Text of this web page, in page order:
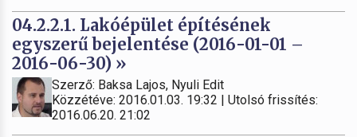
04.2.2.1. Lakóépület építésének
egyszerű bejelentése (2016-01-01 –
2016-06-30) »
Szerző: Baksa Lajos, Nyuli Edit
Közzétéve: 2016.01.03. 19:32 | Utolsó frissítés:
2016.06.20. 21:02